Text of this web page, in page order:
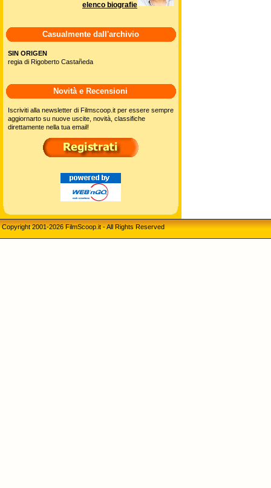
elenco biografie
Casualmente dall'archivio
SIN ORIGEN
regia di Rigoberto Castañeda
Novità e Recensioni
Iscriviti alla newsletter di Filmscoop.it per essere sempre
aggiornarto su nuove uscite, novità, classifiche
direttamente nella tua email!
Copyright 2001-2026 FilmScoop.it - All Rights Reserved